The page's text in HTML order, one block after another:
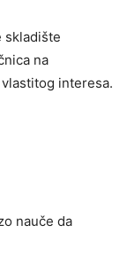
skladište
na
interesa.
nauče da